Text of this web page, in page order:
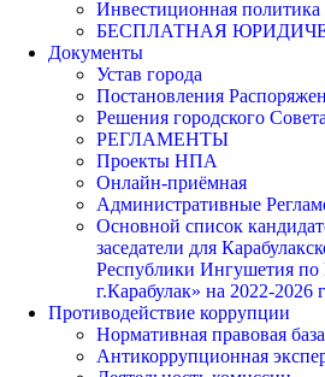
Инвестиционная политика
БЕСПЛАТНАЯ
Документы
Устав города
Постановления
Решения городского Совета
РЕГЛАМЕНТЫ
Проекты НПА
Онлайн-приёмная
Административные
Основной список
заседатели для
Республики Ингушетия
г.Карабулак» на 2022-2026
Противодействие коррупции
Нормативная правовая база
Антикоррупционная